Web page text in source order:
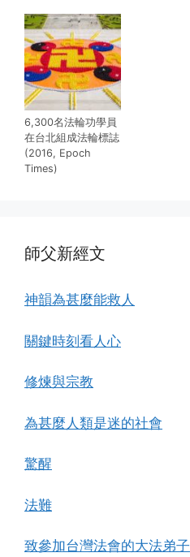
6,300名法輪功學員
在台北組成法輪標誌
(2016, Epoch
Times)
師父新經文
神韻為甚麼能救人
關鍵時刻看人心
修煉與宗教
為甚麼人類是迷的社會
驚醒
法難
致參加台灣法會的大法弟子